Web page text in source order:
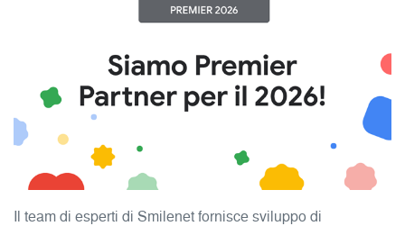
Il team di esperti di Smilenet fornisce sviluppo di